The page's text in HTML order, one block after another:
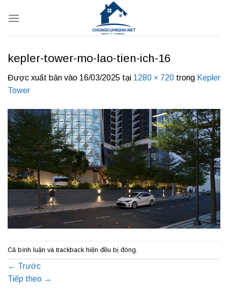
qua
kepler-tower-mo-lao-tien-ich-16
Được xuất bản vào 16/03/2025 tại 1280 × 720 trong Kepler
Tower
Cả bình luận và trackback hiện đều bị đóng.
← Trước
Tiếp theo →